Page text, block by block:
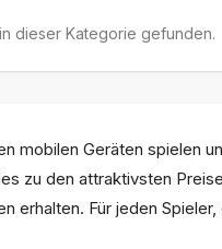
dieser Kategorie gefunden.
mobilen Geräten spielen
zu den attraktivsten
erhalten. Für jeden